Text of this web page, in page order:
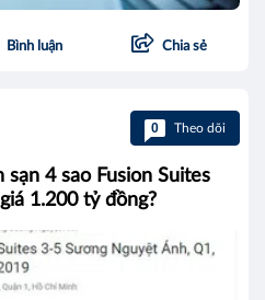
Bình luận Chia sẻ
0 Theo dõi
4 sao Fusion Suites
1.200 tỷ đồng?